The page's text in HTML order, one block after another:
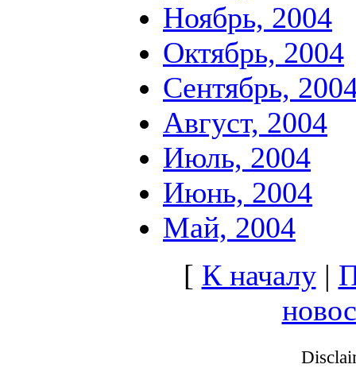
Ноябрь, 2004
Октябрь, 2004
Сентябрь,
Август, 2004
Июль, 2004
Июнь, 2004
Май, 2004
[ К началу|